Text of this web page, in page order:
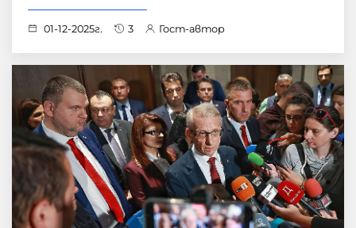
01-12-2025г. 3 Гост-автор